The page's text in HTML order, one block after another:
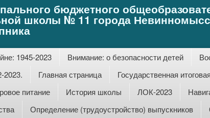
бюджетного
школы № 11 города
1945-2023 Внимание: о безопасности детей
2023.
Главная страница
Государственная
питание История школы ЛОК-2023
Определение (трудоустройство) выпускников